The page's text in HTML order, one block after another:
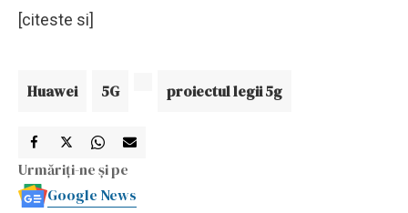
[citeste si]
Huawei 5G proiectul legii 5g
Urmăriți-ne și pe
Google News